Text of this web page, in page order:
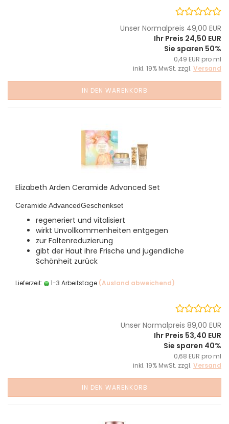
Unser Normalpreis 49,00 EUR
Ihr Preis 24,50 EUR
Sie sparen 50%
0,49 EUR pro ml
inkl. 19% MwSt. zzgl. Versand
IN DEN WARENKORB
Elizabeth Arden Ceramide Advanced Set
Ceramide AdvancedGeschenkset
regeneriert und vitalisiert
wirkt Unvollkommenheiten entgegen
zur Faltenreduzierung
gibt der Haut ihre Frische und jugendliche
Schönheit zurück
Lieferzeit: 1-3 Arbeitstage (Ausland abweichend)
Unser Normalpreis 89,00 EUR
Ihr Preis 53,40 EUR
Sie sparen 40%
0,68 EUR pro ml
inkl. 19% MwSt. zzgl. Versand
IN DEN WARENKORB